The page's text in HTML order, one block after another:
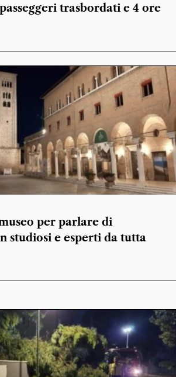
trasbordati e 4 ore
per parlare di
studiosi e esperti da tutta